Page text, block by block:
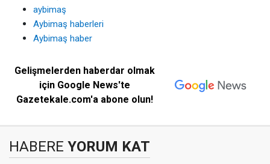
aybimaş
Aybimaş haberleri
Aybimaş haber
Gelişmelerden haberdar olmak
için Google News'te
Gazetekale.com'a abone olun!
HABERE YORUM KAT